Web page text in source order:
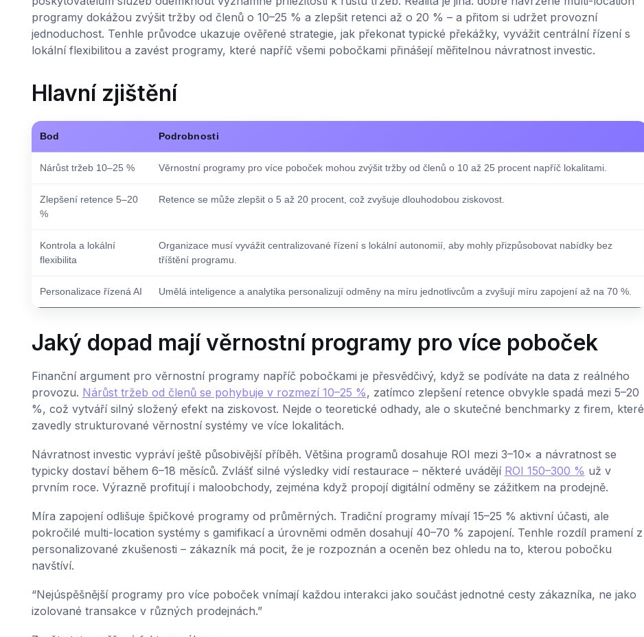
programy dokážou zvýšit tržby od členů o 10–25 % a zlepšit retenci až o 20 % – a přitom si udržet provozní
jednoduchost. Tenhle průvodce ukazuje ověřené strategie, jak překonat typické překážky, vyvážit centrální řízení s
lokální flexibilitou a zavést programy, které napříč všemi pobočkami přinášejí měřitelnou návratnost investic.
Hlavní zjištění
Bod Podrobnosti
Nárůst tržeb 10–25 % Věrnostní programy pro více poboček mohou zvýšit tržby od členů o 10 až 25 procent napříč lokalitami.
Zlepšení retence 5–20
%
Retence se může zlepšit o 5 až 20 procent, což zvyšuje dlouhodobou ziskovost.
Kontrola a lokální
flexibilita
Organizace musí vyvážit centralizované řízení s lokální autonomií, aby mohly přizpůsobovat nabídky bez
tříštění programu.
Personalizace řízená AI Umělá inteligence a analytika personalizují odměny na míru jednotlivcům a zvyšují míru zapojení až na 70 %.
Jaký dopad mají věrnostní programy pro více poboček
Finanční argument pro věrnostní programy napříč pobočkami je přesvědčivý, když se podíváte na data z reálného
provozu. Nárůst tržeb od členů se pohybuje v rozmezí 10–25 %, zatímco zlepšení retence obvykle spadá mezi 5–20
%, což vytváří silný složený efekt na ziskovost. Nejde o teoretické odhady, ale o skutečné benchmarky z firem, které
zavedly strukturované věrnostní systémy ve více lokalitách.
Návratnost investic vypráví ještě působivější příběh. Většina programů dosahuje ROI mezi 3–10× a návratnost se
typicky dostaví během 6–18 měsíců. Zvlášť silné výsledky vidí restaurace – některé uvádějí ROI 150–300 % už v
prvním roce. Výrazně profitují i maloobchody, zejména když propojí digitální odměny se zážitkem na prodejně.
Míra zapojení odlišuje špičkové programy od průměrných. Tradiční programy mívají 15–25 % aktivní účasti, ale
pokročilé multi-location systémy s gamifikací a úrovněmi odměn dosahují 40–70 % zapojení. Tenhle rozdíl pramení z
personalizované zkušenosti – zákazník má pocit, že je rozpoznán a oceněn bez ohledu na to, kterou pobočku
navštíví.
“Nejúspěšnější programy pro více poboček vnímají každou interakci jako součást jednotné cesty zákazníka, ne jako
izolované transakce v různých prodejnách.”